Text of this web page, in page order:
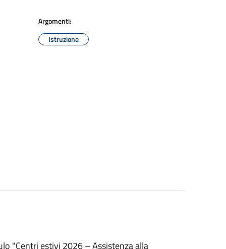
Argomenti:
Istruzione
"Centri estivi 2026 – Assistenza alla